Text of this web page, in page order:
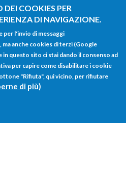
COOKIES PER
DI NAVIGAZIONE.
per l'invio di messaggi
anche cookies di terzi (Google
questo sito ci stai dando il consenso ad
per capire come disabilitare i cookie
"Rifiuta", qui vicino, per rifiutare
di più)